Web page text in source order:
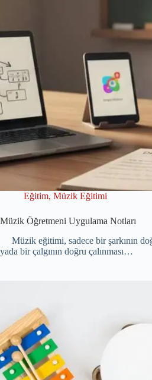
Eğitim, Müzik Eğitimi
Müzik Öğretmeni Uygulama Notları
Müzik eğitimi, sadece bir şarkının
yada bir çalgının doğru çalınması…